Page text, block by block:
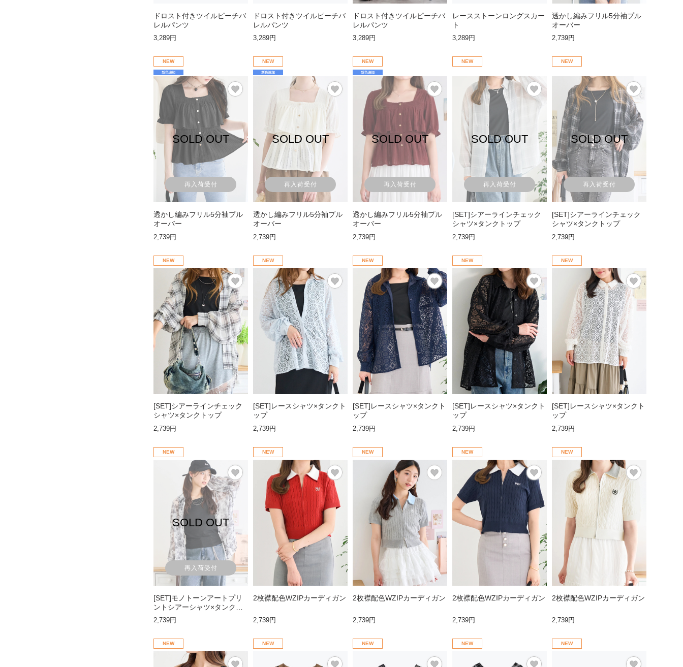
ドロスト付きツイルピーチバ
レルパンツ
3,289円
ドロスト付きツイルピーチバ
レルパンツ
3,289円
ドロスト付きツイルピーチバ
レルパンツ
3,289円
レースストーンロングスカー
ト
3,289円
透かし編みフリル5分袖プル
オーバー
2,739円
NEW
SOLD OUT
再入荷受付
透かし編みフリル5分袖プル
オーバー
2,739円
NEW
SOLD OUT
再入荷受付
透かし編みフリル5分袖プル
オーバー
2,739円
NEW
SOLD OUT
再入荷受付
透かし編みフリル5分袖プル
オーバー
2,739円
NEW
SOLD OUT
再入荷受付
[SET]シアーラインチェック
シャツ×タンクトップ
2,739円
NEW
SOLD OUT
再入荷受付
[SET]シアーラインチェック
シャツ×タンクトップ
2,739円
NEW
[SET]シアーラインチェック
シャツ×タンクトップ
2,739円
NEW
[SET]レースシャツ×タンクト
ップ
2,739円
NEW
[SET]レースシャツ×タンクト
ップ
2,739円
NEW
[SET]レースシャツ×タンクト
ップ
2,739円
NEW
[SET]レースシャツ×タンクト
ップ
2,739円
NEW
SOLD OUT
再入荷受付
[SET]モノトーンアートプリ
ントシアーシャツ×タンクト
ップ
2,739円
NEW
2枚襟配色WZIPカーディガン
2,739円
NEW
2枚襟配色WZIPカーディガン
2,739円
NEW
2枚襟配色WZIPカーディガン
2,739円
NEW
2枚襟配色WZIPカーディガン
2,739円
NEW NEW NEW NEW NEW